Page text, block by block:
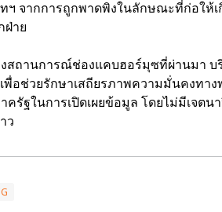
ฯ จากการถูกพาดพิงในลักษณะที่ก่อให้
ฝ่าย
สถานการณ์ช่องแคบฮอร์มุซที่ผ่านมา บ
เพื่อช่วยรักษาเสถียรภาพความมั่นคงทา
ครัฐในการเปิดเผยข้อมูล โดยไม่มีเจต
ว